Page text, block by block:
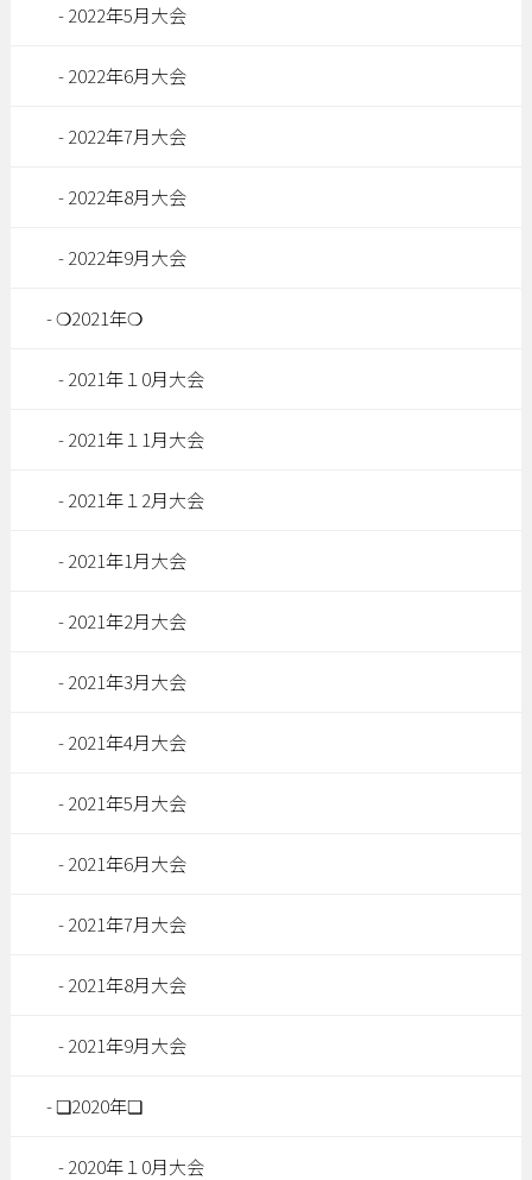
2022年5月大会
2022年6月大会
2022年7月大会
2022年8月大会
2022年9月大会
❍2021年❍
2021年１0月大会
2021年１1月大会
2021年１2月大会
2021年1月大会
2021年2月大会
2021年3月大会
2021年4月大会
2021年5月大会
2021年6月大会
2021年7月大会
2021年8月大会
2021年9月大会
❏2020年❏
2020年１0月大会